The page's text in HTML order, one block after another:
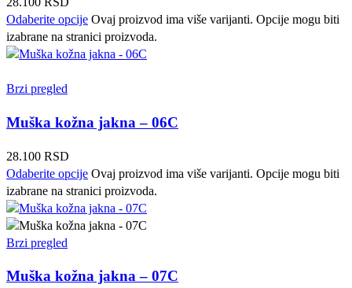
Odaberite opcije Ovaj proizvod ima više varijanti. Opcije mogu biti
izabrane na stranici proizvoda.
Brzi pregled
Muška kožna jakna – 06C
28.100 RSD
Odaberite opcije Ovaj proizvod ima više varijanti. Opcije mogu biti
izabrane na stranici proizvoda.
Brzi pregled
Muška kožna jakna – 07C